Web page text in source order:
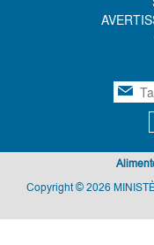
Copyright © 2026